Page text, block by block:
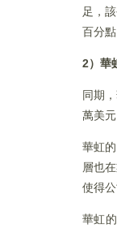
足，
百分
2）華
同期
萬美
華虹
層也
使得
華虹